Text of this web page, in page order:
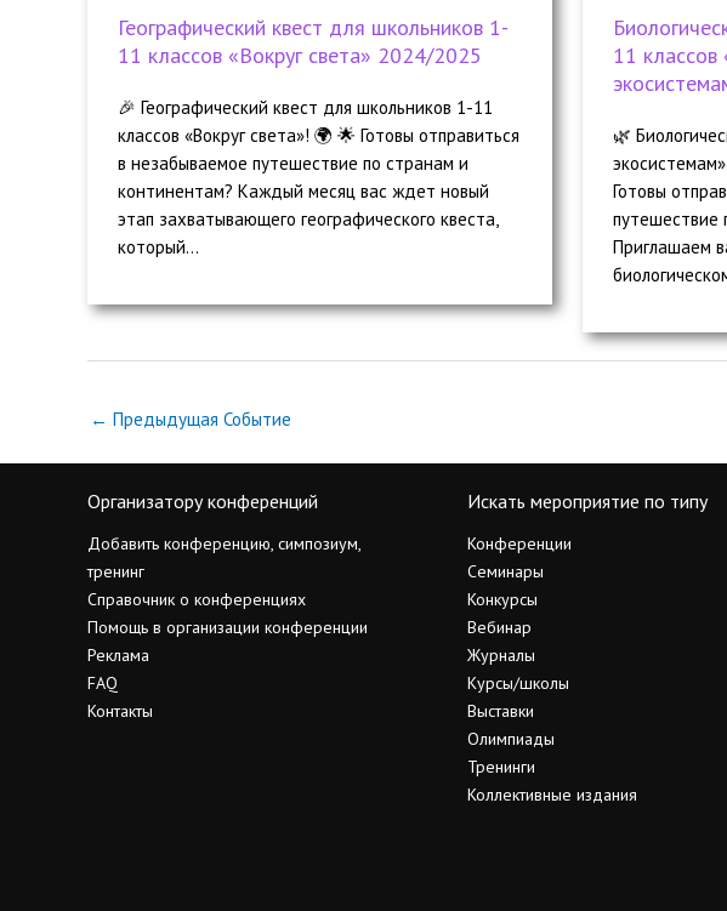
Географический квест для школьников 1-
11 классов «Вокруг света» 2024/2025
🎉 Географический квест для школьников 1-11
классов «Вокруг света»! 🌍 🌟 Готовы отправиться
в незабываемое путешествие по странам и
континентам? Каждый месяц вас ждет новый
этап захватывающего географического квеста,
который...
11
🌿
Готовы
путешествие
Приглашаем
← Предыдущая Событие
Организатору конференций
Добавить конференцию, симпозиум,
тренинг
Справочник о конференциях
Помощь в организации конференции
Реклама
FAQ
Контакты
Искать мероприятие по типу
Конференции
Семинары
Конкурсы
Вебинар
Журналы
Курсы/школы
Выставки
Олимпиады
Тренинги
Коллективные издания